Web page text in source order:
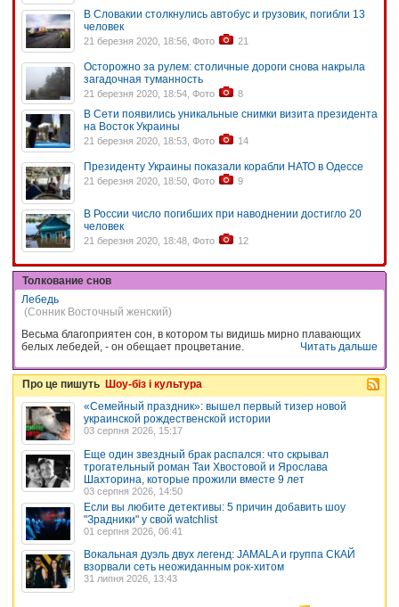
В Словакии столкнулись автобус и грузовик, погибли 13
человек
21 березня 2020, 18:56, Фото 21
Осторожно за рулем: столичные дороги снова накрыла
загадочная туманность
21 березня 2020, 18:54, Фото 8
В Сети появились уникальные снимки визита президента
на Восток Украины
21 березня 2020, 18:53, Фото 14
Президенту Украины показали корабли НАТО в Одессе
21 березня 2020, 18:50, Фото 9
В России число погибших при наводнении достигло 20
человек
21 березня 2020, 18:48, Фото 12
Толкование снов
Лебедь
(Сонник Восточный женский)
Весьма благоприятен сон, в котором ты видишь мирно плавающих
белых лебедей, - он обещает процветание.
Читать дальше
Про це пишуть Шоу-біз і культура
«Семейный праздник»: вышел первый тизер новой
украинской рождественской истории
03 серпня 2026, 15:17
Еще один звездный брак распался: что скрывал
трогательный роман Таи Хвостовой и Ярослава
Шахторина, которые прожили вместе 9 лет
03 серпня 2026, 14:50
Если вы любите детективы: 5 причин добавить шоу
"Зрадники" у свой watchlist
01 серпня 2026, 06:41
Вокальная дуэль двух легенд: JAMALA и группа СКАЙ
взорвали сеть неожиданным рок-хитом
31 липня 2026, 13:43